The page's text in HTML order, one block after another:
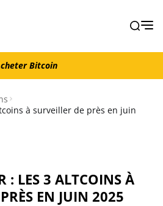
Bitcoin
Bitcoin
à surveiller de près en juin
: LES 3 ALTCOINS À
EN JUIN 2025